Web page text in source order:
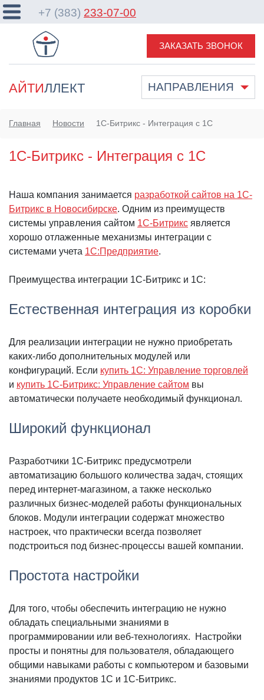
НАПРАВЛЕНИЯ
АЙТИЛЛЕКТ
+7 (383) 233-07-00
ЗАКАЗАТЬ ЗВОНОК
Главная Новости 1С-Битрикс - Интеграция с 1С
1С-Битрикс - Интеграция с 1С
Наша компания занимается разработкой сайтов на 1С-
Битрикс в Новосибирске. Одним из преимуществ
системы управления сайтом 1С-Битрикс является
хорошо отлаженные механизмы интеграции с
системами учета 1С:Предприятие.
Преимущества интеграции 1С-Битрикс и 1С:
Естественная интеграция из коробки
Для реализации интеграции не нужно приобретать
каких-либо дополнительных модулей или
конфигураций. Если купить 1С: Управление торговлей
и купить 1С-Битрикс: Управление сайтом вы
автоматически получаете необходимый функционал.
Широкий функционал
Разработчики 1С-Битрикс предусмотрели
автоматизацию большого количества задач, стоящих
перед интернет-магазином, а также несколько
различных бизнес-моделей работы функциональных
блоков. Модули интеграции содержат множество
настроек, что практически всегда позволяет
подстроиться под бизнес-процессы вашей компании.
Простота настройки
Для того, чтобы обеспечить интеграцию не нужно
обладать специальными знаниями в
программировании или веб-технологиях. Настройки
просты и понятны для пользователя, обладающего
общими навыками работы с компьютером и базовыми
знаниями продуктов 1С и 1С-Битрикс.